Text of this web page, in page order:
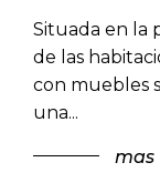
Situada en la
de las
con muebles
una...
mas